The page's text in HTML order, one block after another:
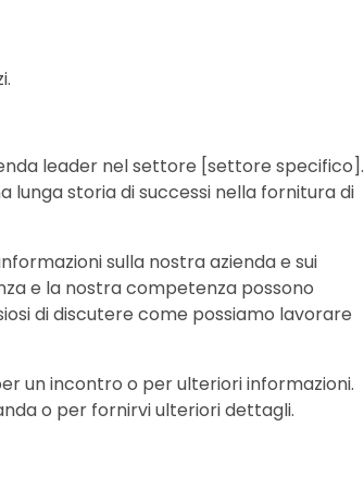
leader nel settore [settore specifico].
storia di successi nella fornitura di
sulla nostra azienda e sui
e la nostra competenza possono
di discutere come possiamo lavorare
un incontro o per ulteriori informazioni.
o per fornirvi ulteriori dettagli.